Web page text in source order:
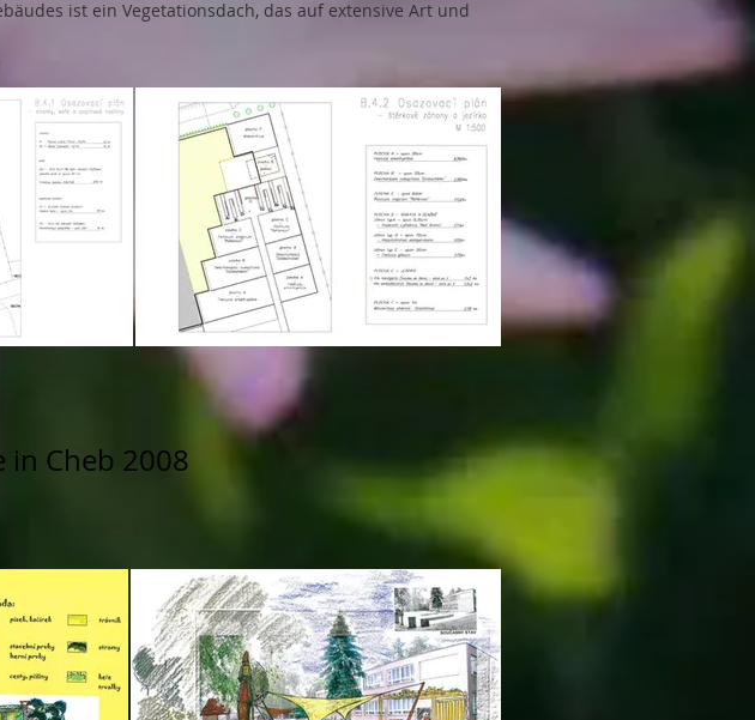
ist ein Vegetationsdach, das auf extensive Art und
in Cheb 2008